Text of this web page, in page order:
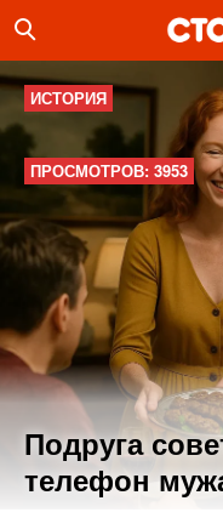
ИСТОРИЯ
ПРОСМОТРОВ: 3953
Подруга
телефон